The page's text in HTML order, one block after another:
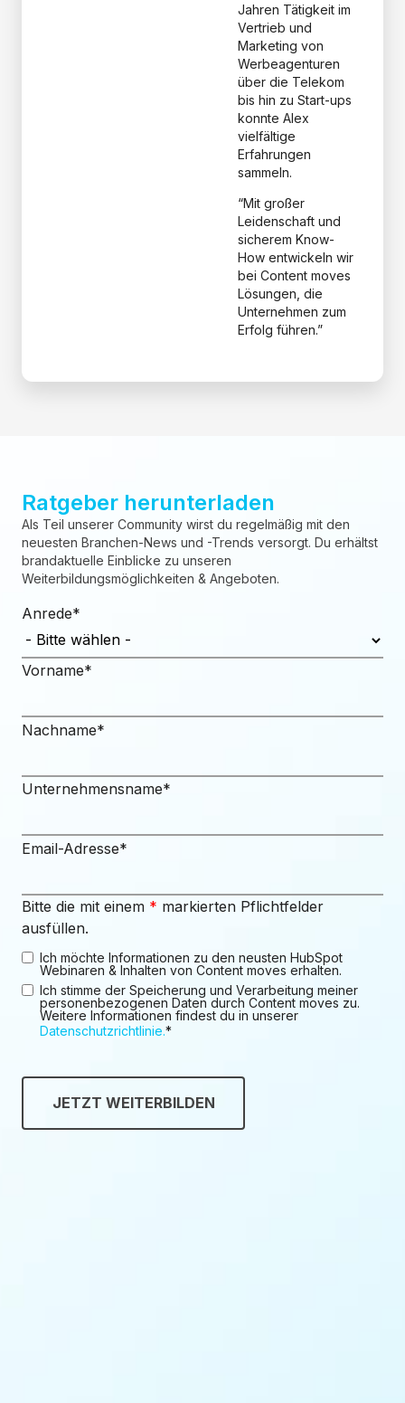
Jahren Tätigkeit im
Vertrieb und
Marketing von
Werbeagenturen
über die Telekom
bis hin zu Start-ups
konnte Alex
vielfältige
Erfahrungen
sammeln.
“Mit großer
Leidenschaft und
sicherem Know-
How entwickeln wir
bei Content moves
Lösungen, die
Unternehmen zum
Erfolg führen.”
Ratgeber herunterladen
Als Teil unserer Community wirst du regelmäßig mit den
neuesten Branchen-News und -Trends versorgt. Du erhältst
brandaktuelle Einblicke zu unseren
Weiterbildungsmöglichkeiten & Angeboten.
Anrede*
Vorname*
Nachname*
Unternehmensname*
Email-Adresse*
Bitte die mit einem * markierten Pflichtfelder
ausfüllen.
Ich möchte Informationen zu den neusten HubSpot
Webinaren & Inhalten von Content moves erhalten.
Ich stimme der Speicherung und Verarbeitung meiner
personenbezogenen Daten durch Content moves zu.
Weitere Informationen findest du in unserer
Datenschutzrichtlinie.*